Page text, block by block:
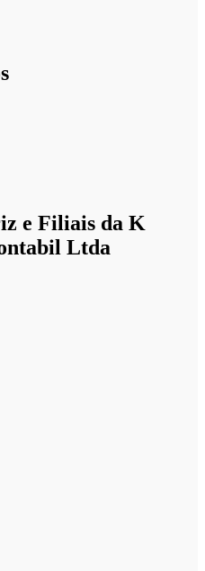
e Filiais da K
Ltda